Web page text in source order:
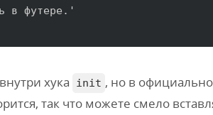
в футере.'
хука init , но в
так что можете смело